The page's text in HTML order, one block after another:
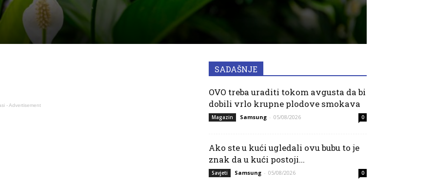
- Advertisement
SADAŠNJE
OVO treba uraditi tokom avgusta da bi
dobili vrlo krupne plodove smokava
Magazin Samsung - 05/08/2026 0
Ako ste u kući ugledali ovu bubu to je
znak da u kući postoji...
Savjeti Samsung - 05/08/2026 0